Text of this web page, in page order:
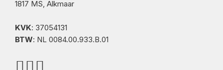
1817 MS, Alkmaar
KVK: 37054131
BTW: NL 0084.00.933.B.01